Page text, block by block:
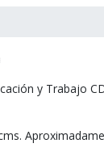
y Trabajo